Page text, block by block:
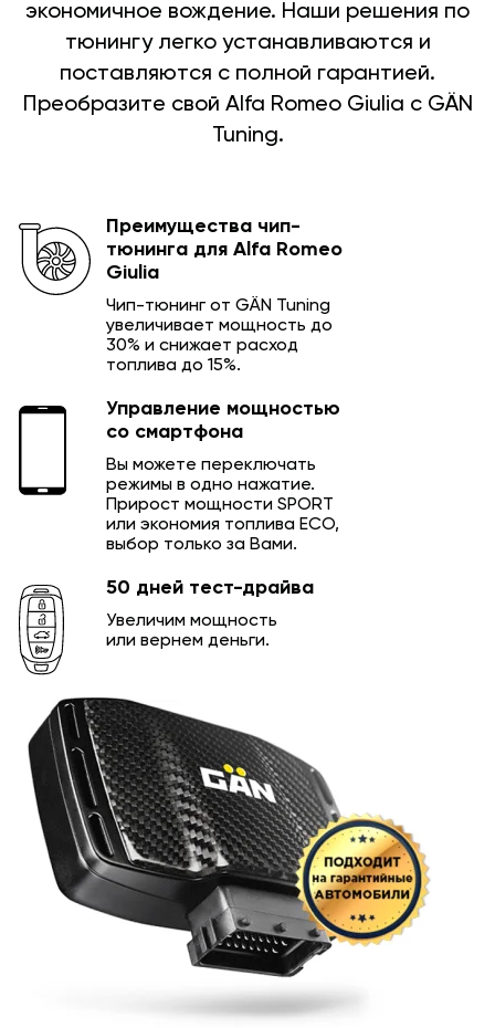
экономичное вождение. Наши решения по
тюнингу легко устанавливаются и
поставляются с полной гарантией.
Преобразите свой Alfa Romeo Giulia с GÄN
Tuning.
Преимущества чип-
тюнинга для Alfa Romeo
Giulia
Чип-тюнинг от GÄN Tuning
увеличивает мощность до
30% и снижает расход
топлива до 15%.
Управление мощностью
со смартфона
Вы можете переключать
режимы в одно нажатие.
Прирост мощности SPORT
или экономия топлива ECO,
выбор только за Вами.
50 дней тест-драйва
Увеличим мощность
или вернем деньги.